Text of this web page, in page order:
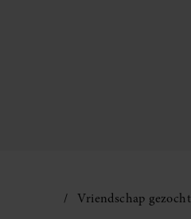
Vriendschap gezocht